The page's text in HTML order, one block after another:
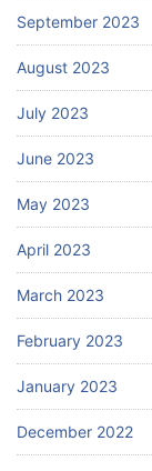
September 2023
August 2023
July 2023
June 2023
May 2023
April 2023
March 2023
February 2023
January 2023
December 2022